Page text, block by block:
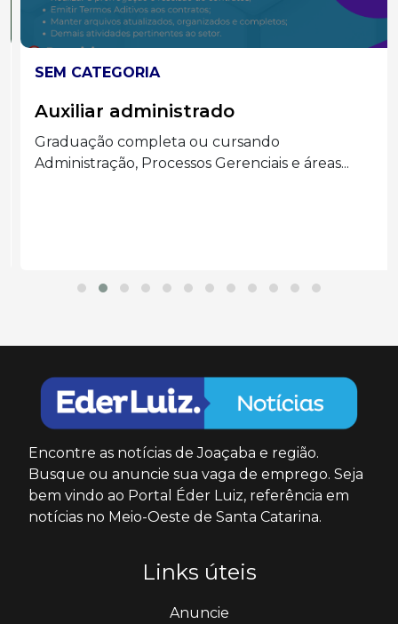
SEM CATEGORIA
Auxiliar administrado
Graduação completa ou cursando
Administração, Processos Gerenciais e áreas...
Encontre as notícias de Joaçaba e região.
Busque ou anuncie sua vaga de emprego. Seja
bem vindo ao Portal Éder Luiz, referência em
notícias no Meio-Oeste de Santa Catarina.
Links úteis
Anuncie